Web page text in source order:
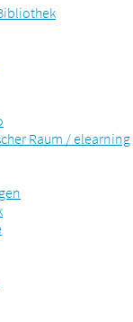
Raum / elearning